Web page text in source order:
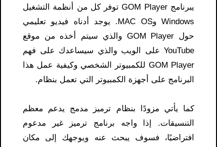
يبرنامج GOM Player توفر كل من أنظمة التشغيل
Windows وMAC OS. يوجد أدناه فيديو تعليمي
حول GOM Player والذي سيتم أخذه من موقع
YouTube على الويب والذي سيساعدك على فهم
GOM Player للكمبيوتر الشخصي وكيفية عمل هذا
البرنامج على أجهزة الكمبيوتر التي تعمل بنظام.
كما يأتي مزودًا بنظام ترميز مدمج يدعم معظم
التنسيقات. إذا واجه برنامج ترميز غير مدعوم
افتراضيًا، فسوف يبحث عنه ويوجهك إلى مكان